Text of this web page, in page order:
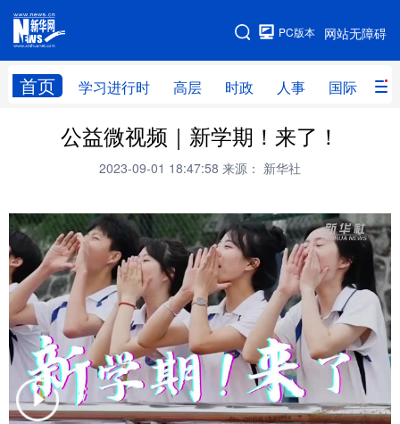
网站无障碍
PC版本
首页 学习进行时 高层 时政 人事 国际 财
网站地图
学习进行时 高层 时政 人事
财经 网评
台湾 思客智库 全球连线 教育
科技 科创 量子 体育
文化 书画 健康 军事
访谈 视频 图片 政务
法律 中央文件 金融 汽车
食品 人居 信息化 数字经济
公益微视频｜新学期！来了！
2023-09-01 18:47:58 来源： 新华社